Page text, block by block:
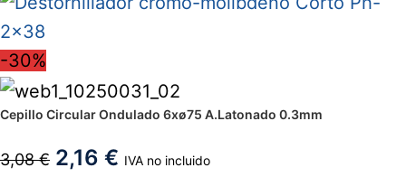
-30%
Cepillo Circular Ondulado 6xø75 A.Latonado 0.3mm
3,08€ 2,16 € IVA no incluido